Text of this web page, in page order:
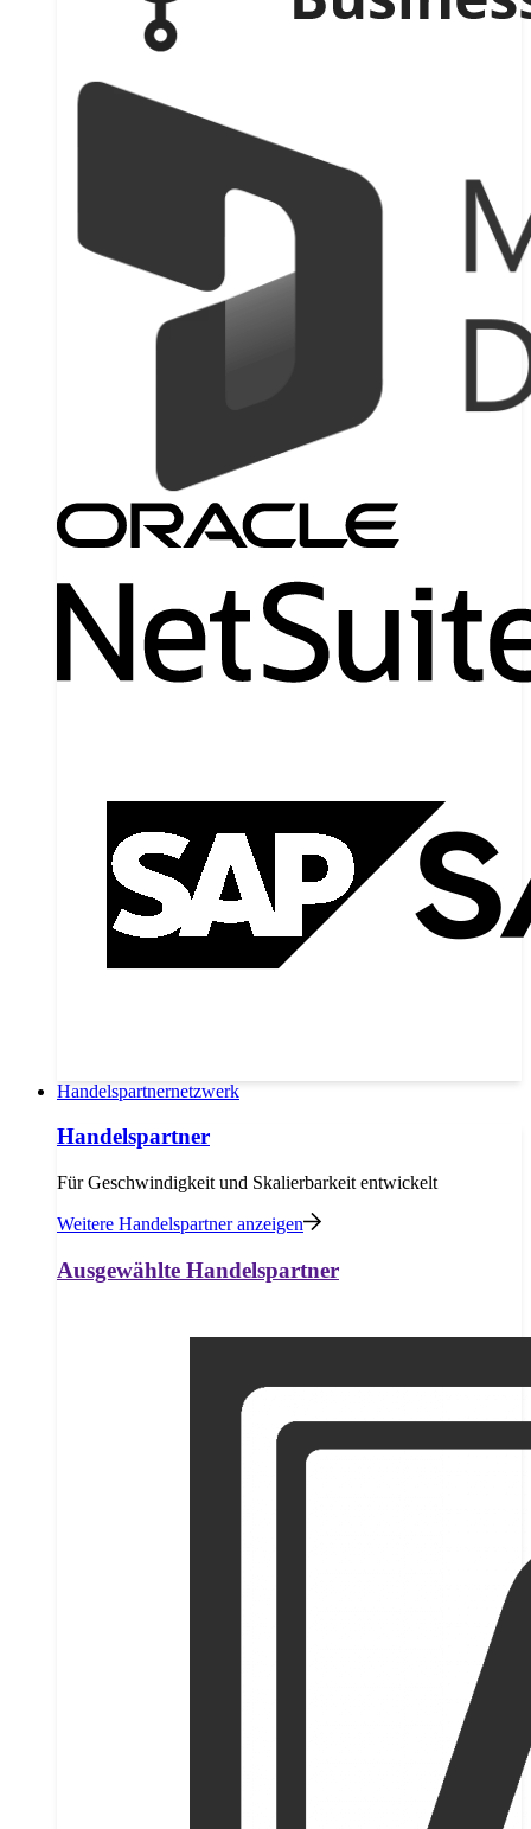
Handelspartnernetzwerk
Handelspartner
Für Geschwindigkeit und Skalierbarkeit entwickelt
Weitere Handelspartner anzeigen
Ausgewählte Handelspartner